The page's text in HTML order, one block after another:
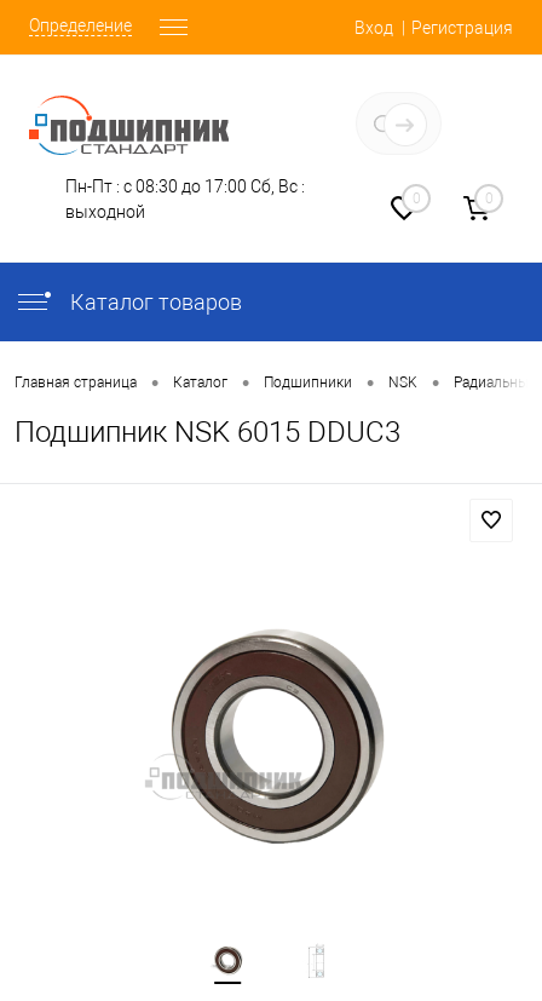
Определение Вход Регистрация
Пн-Пт : с 08:30 до 17:00 Сб, Вс :
выходной
0 0
Каталог товаров
Главная страница • Каталог • Подшипники • NSK •
Подшипник NSK 6015 DDUC3